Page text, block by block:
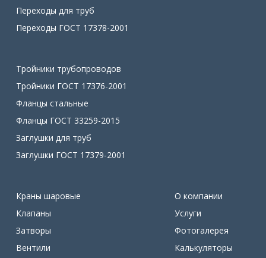
Переходы для труб
Переходы ГОСТ 17378-2001
Тройники трубопроводов
Тройники ГОСТ 17376-2001
Фланцы стальные
Фланцы ГОСТ 33259-2015
Заглушки для труб
Заглушки ГОСТ 17379-2001
Краны шаровые
Клапаны
Затворы
Вентили
О компании
Услуги
Фотогалерея
Калькуляторы